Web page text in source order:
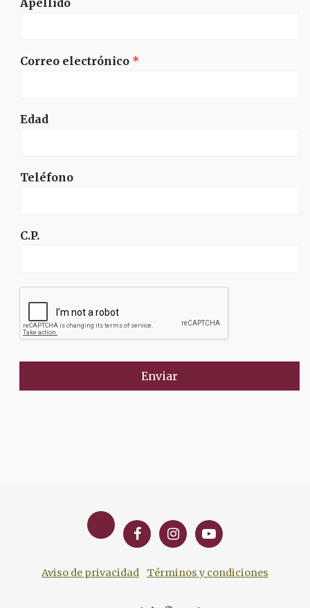
Apellido
Correo electrónico *
Edad
Teléfono
C.P.
Enviar
Aviso de privacidad Términos y condiciones